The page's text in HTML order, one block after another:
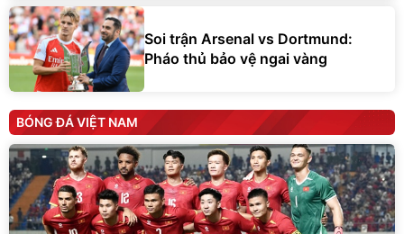
Soi trận Arsenal vs Dortmund:
Pháo thủ bảo vệ ngai vàng
BÓNG ĐÁ VIỆT NAM